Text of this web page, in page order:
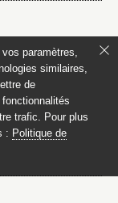
paramètres,
similaires,
de
trafic. Pour plus
: Politique de